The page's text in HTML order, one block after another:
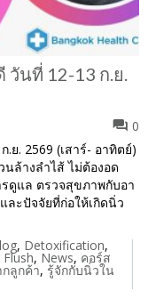
นที่ 12-13 ก.ย.
0
ย. 2569 (เสาร์- อาทิตย์)
ล้างลำไส้ ไม่ต้องอด
ดูแล ตรวจสุขภาพกับอา
ละปัจจัยที่ก่อให้เกิดนิ่ว
, Detoxification,
, News, คอร์ส
ลูกค้า, รู้จักกับนิ่วใน